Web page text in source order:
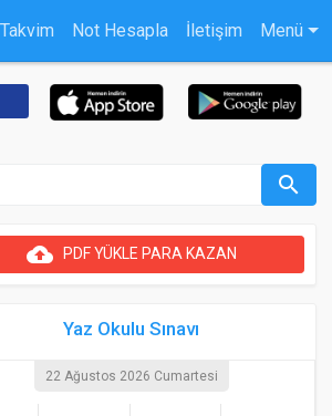
Not Hesapla İletişim Menü
search
cloud_uploadPDF YÜKLE PARA KAZAN
Yaz Okulu Sınavı
22 Ağustos 2026 Cumartesi